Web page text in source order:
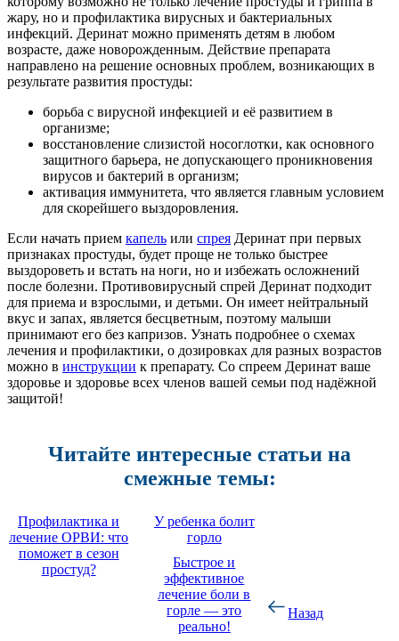
жару, но и профилактика вирусных и бактериальных
инфекций. Деринат можно применять детям в любом
возрасте, даже новорожденным. Действие препарата
направлено на решение основных проблем, возникающих в
результате развития простуды:
борьба с вирусной инфекцией и её развитием в
организме;
восстановление слизистой носоглотки, как основного
защитного барьера, не допускающего проникновения
вирусов и бактерий в организм;
активация иммунитета, что является главным условием
для скорейшего выздоровления.
Если начать прием капель или спрея Деринат при первых
признаках простуды, будет проще не только быстрее
выздороветь и встать на ноги, но и избежать осложнений
после болезни. Противовирусный спрей Деринат подходит
для приема и взрослыми, и детьми. Он имеет нейтральный
вкус и запах, является бесцветным, поэтому малыши
принимают его без капризов. Узнать подробнее о схемах
лечения и профилактики, о дозировках для разных возрастов
можно в инструкции к препарату. Со спреем Деринат ваше
здоровье и здоровье всех членов вашей семьи под надёжной
защитой!
Читайте интересные статьи на
смежные темы:
Профилактика и
лечение ОРВИ: что
поможет в сезон
простуд?
У ребенка болит
горло
Быстрое и
эффективное
лечение боли в
горле — это
реально!
Назад